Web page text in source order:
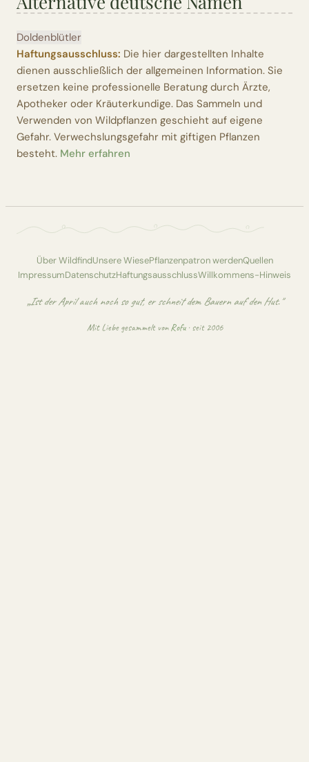
Doldenblütler
Haftungsausschluss: Die hier dargestellten Inhalte
dienen ausschließlich der allgemeinen Information. Sie
ersetzen keine professionelle Beratung durch Ärzte,
Apotheker oder Kräuterkundige. Das Sammeln und
Verwenden von Wildpflanzen geschieht auf eigene
Gefahr. Verwechslungsgefahr mit giftigen Pflanzen
besteht. Mehr erfahren
Über WildfindUnsere WiesePflanzenpatron werdenQuellen
ImpressumDatenschutzHaftungsausschlussWillkommens-Hinweis
„Ist der April auch noch so gut, er schneit dem Bauern auf den Hut."
Mit Liebe gesammelt vonRofu· seit 2006